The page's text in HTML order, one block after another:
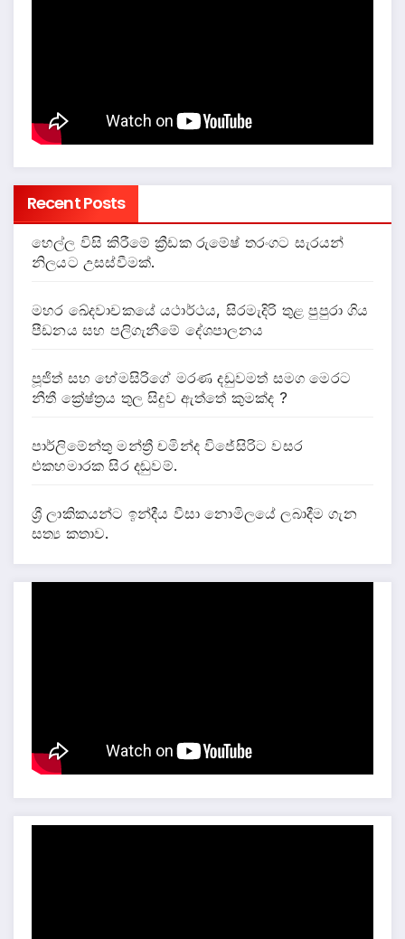
Recent Posts
හෙල්ල විසි කිරීමේ ක්‍රීඩක රුමේෂ් තරංගට සැරයන්
නිලයට උසස්වීමක්.
මහර ඛේදවාචකයේ යථාර්ථය, සිරමැදිරි තුළ පුපුරා ගිය
පීඩනය සහ පලිගැනීමේ දේශපාලනය
පූජිත් සහ හේමසිරිගේ මරණ දඩුවමත් සමග මෙරට
නීතී ක්‍රේෂ්ත්‍රය තුල සිදුව ඇත්තේ කුමක්ද ?
පාර්ලිමේන්තු මන්ත්‍රී චමින්ද විජේසිරිට වසර
එකහමාරක සිර දඬුවම්.
ශ්‍රී ලාකිකයන්ට ඉන්දීය වීසා නොමිලයේ ලබාදීම ගැන
සත්‍ය කතාව.